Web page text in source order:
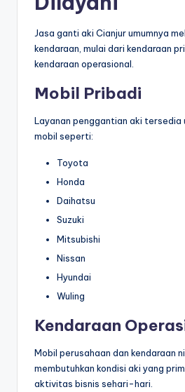
Jasa ganti aki Cianjur umumnya
kendaraan, mulai dari kendaraan
kendaraan operasional.
Mobil Pribadi
Layanan penggantian aki tersedia
mobil seperti:
Toyota
Honda
Daihatsu
Suzuki
Mitsubishi
Nissan
Hyundai
Wuling
Kendaraan
Mobil perusahaan dan kendaraan
membutuhkan kondisi aki yang
aktivitas bisnis sehari-hari.